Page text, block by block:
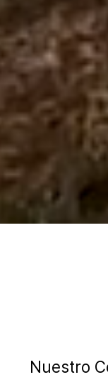
Nuestro